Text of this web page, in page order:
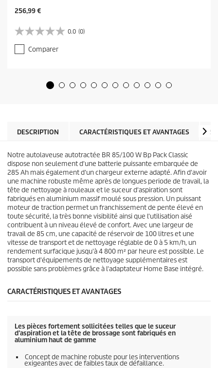
C
r
e
n
p
c
e
256,99 €
0.0 (0)
0
.
0
.
Comparer
DESCRIPTION CARACTÉRISTIQUES ET AVANTAGES
Notre autolaveuse autotractée BR 85/100 W Bp Pack Classic
dispose non seulement d'une batterie puissante embarquée de
285 Ah mais également d'un chargeur externe adapté. Afin d'avoir
une machine robuste même après de longues periode de travail, la
tête de nettoyage à rouleaux et le suceur d'aspiration sont
fabriqués en aluminium massif moulé sous pression. Un puissant
moteur de traction permet un franchissement de pente élevé en
toute sécurité, la très bonne visibilité ainsi que l'utilisation aisé
contribuent à un niveau élevé de confort. Avec une largeur de
travail de 85 cm, une capacité de réservoir de 100 litres et une
vitesse de transport et de nettoyage réglable de 0 à 5 km/h, un
rendement surfacique jusqu'à 4 800 m² par heure est possible. Le
transport d'équipements de nettoyage supplémentaires est
possible sans problèmes grâce à l'adaptateur Home Base intégré.
CARACTÉRISTIQUES ET AVANTAGES
Les pièces fortement sollicitées telles que le suceur
d’aspiration et la tête de brossage sont fabriqués en
aluminium haut de gamme
Concept de machine robuste pour les interventions
exigeantes avec de faibles taux de défaillance.